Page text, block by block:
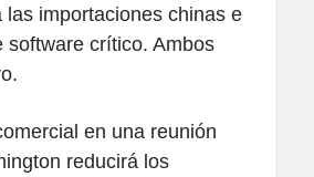
importaciones chinas e
software crítico. Ambos
en una reunión
reducirá los